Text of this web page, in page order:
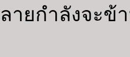
ายกำลังจะข้